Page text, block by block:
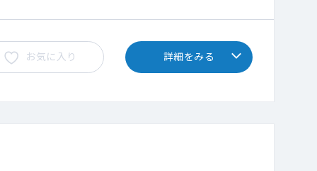
お気に入り 詳細をみる